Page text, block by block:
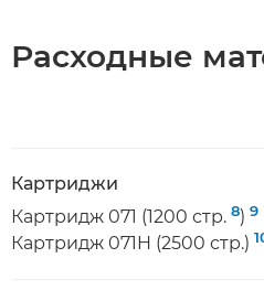
Расходные
Картриджи
Картридж 071 (1200 стр. 8) 9
Картридж 071H (2500 стр.)